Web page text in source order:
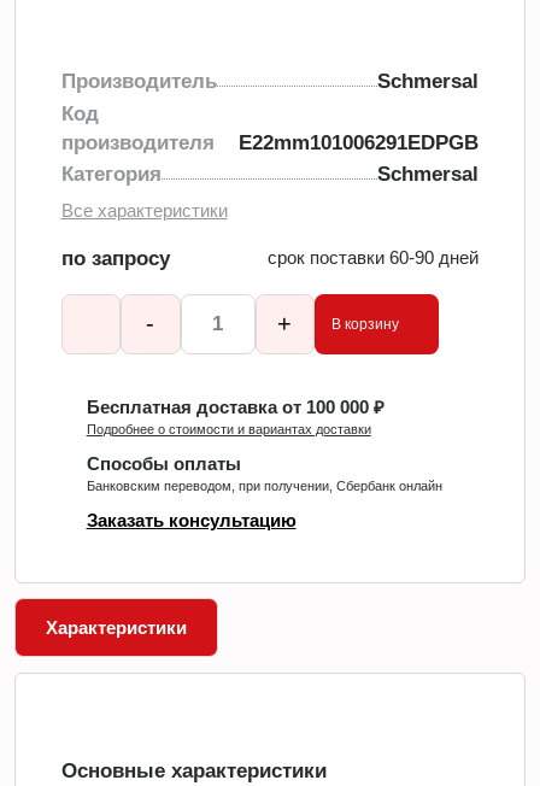
Производитель
Schmersal
Код
производителя
E22mm101006291EDPGB
Категория
Schmersal
Все характеристики
по запросу срок поставки 60-90 дней
- + В корзину
Бесплатная доставка от 100 000 ₽
Подробнее о стоимости и вариантах доставки
Способы оплаты
Банковским переводом, при получении, Сбербанк онлайн
Заказать консультацию
Характеристики
Основные характеристики